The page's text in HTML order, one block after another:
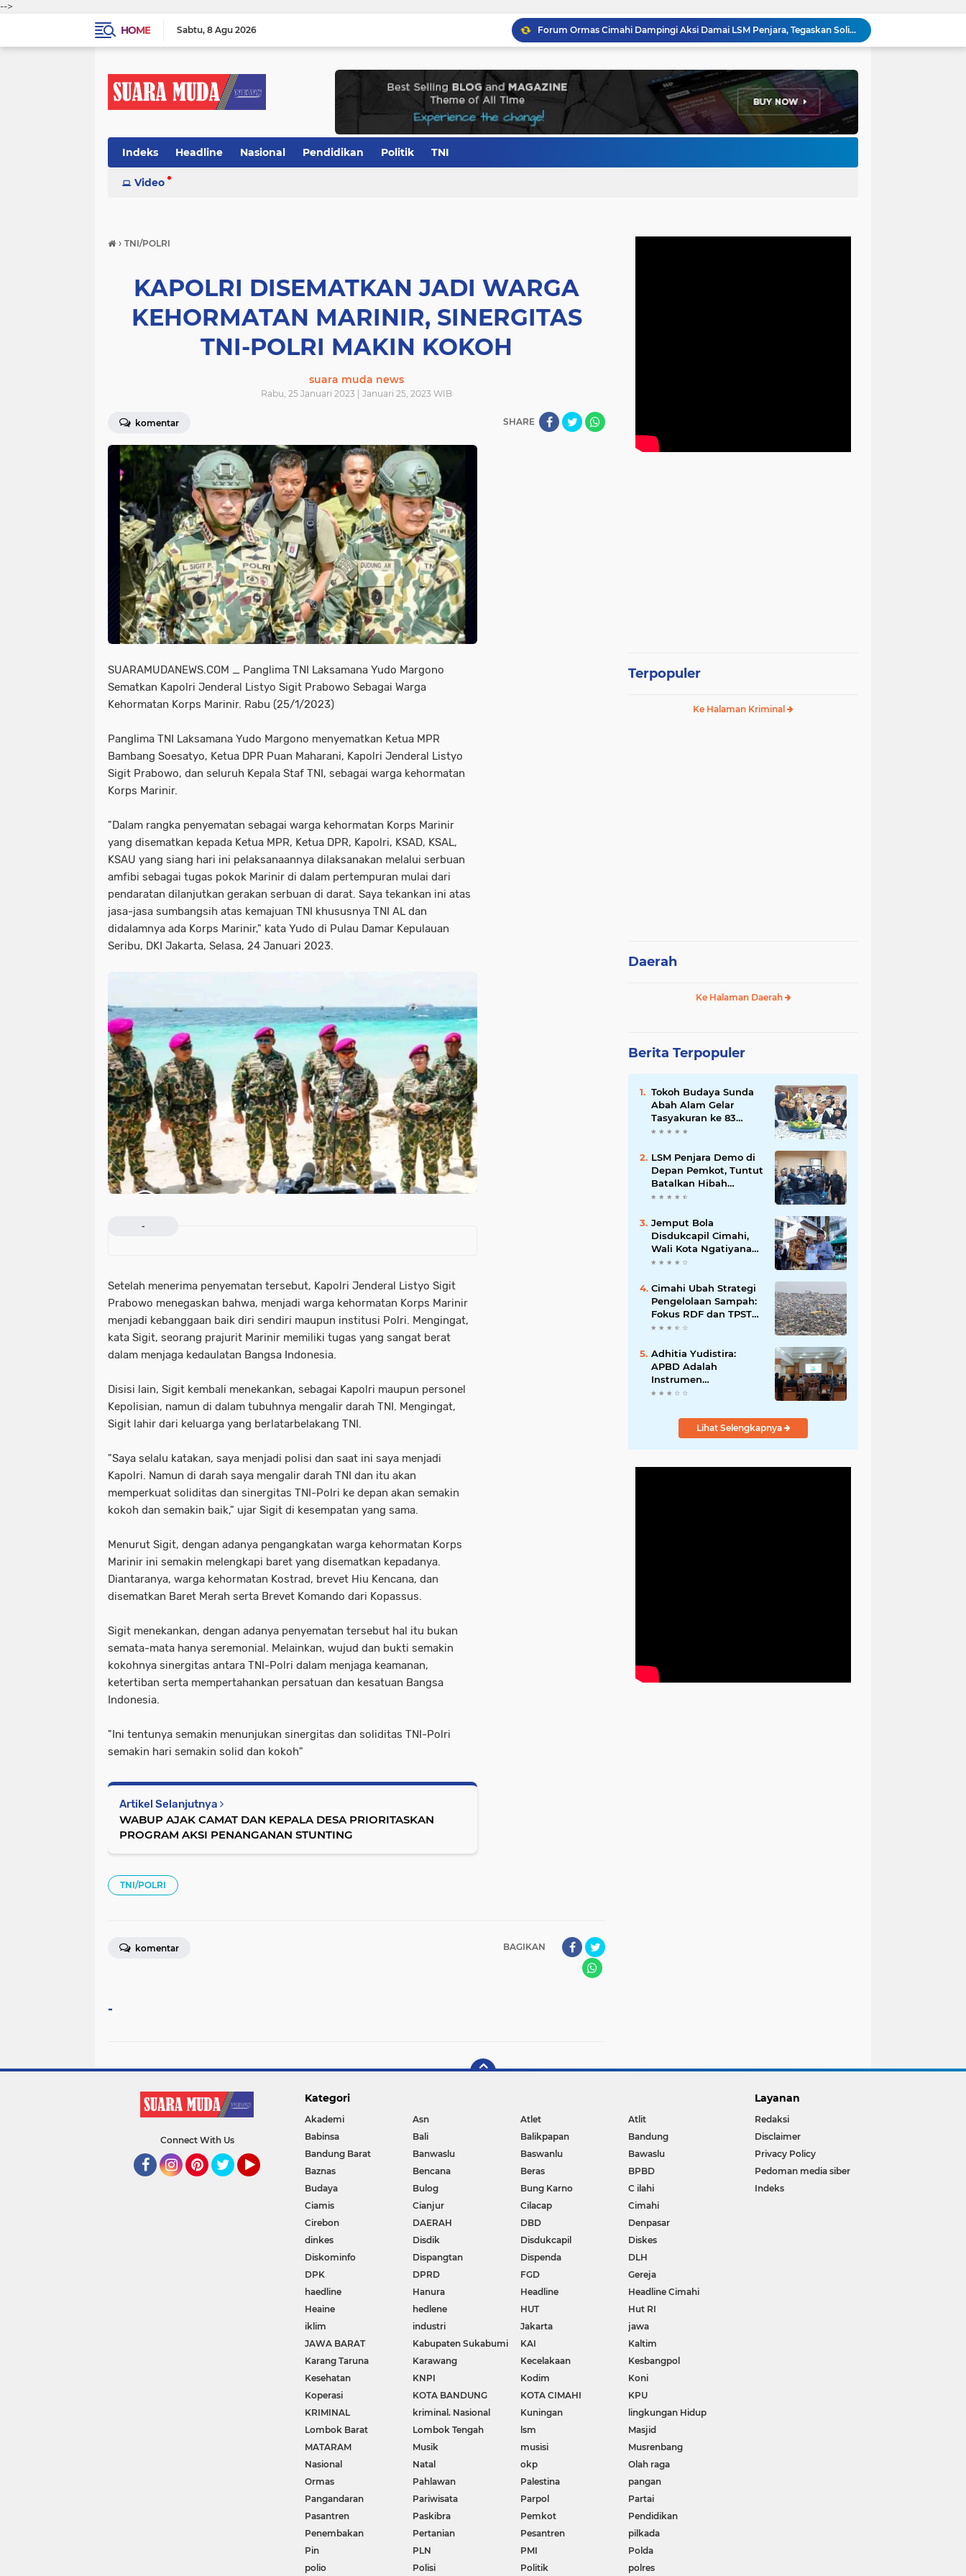
-->
HOME
Sabtu 8 Agu 2026 Forum Ormas Cimahi Dampingi Aksi Damai LSM Penjara, Tegaskan Solidaritas dan Jaga Kondusivitas
Perkuat Keamanan Lingkungan, Bhabinkamtibmas Baros Gelar Pembinaan Siskamling di RW 06
Ribuan Buruh Cimahi Demo Tolak Pajak Progresif, DPRD Rekomendasikan 4 Tuntutan ke Presiden dan DPR RI
Sambut Agen Perubahan, Ketua DPRD Cimahi Ajak Mahasiswa KKN UIN Bandung Hadirkan Solusi Nyata
Bhabinkamtibmas Baros Sambangi Warga, Selesaikan Keluhan Bau Kandang Ayam Hingga Imbau Cegah 3C
Jemput Bola Disdukcapil Cimahi, Wali Kota Ngatiyana Serahkan 771 Dokumen Baru untuk Warga Terdampak Ganti Nama Jalan
Adhitia Yudistira: APBD Adalah Instrumen Kesejahteraan, Bukan Sekadar Catatan Angka
Indeks Headline Nasional Pendidikan Politik TNI
Video
› TNI/POLRI
KAPOLRI DISEMATKAN JADI WARGA
KEHORMATAN MARINIR, SINERGITAS
TNI-POLRI MAKIN KOKOH
suara muda news
Rabu, 25 Januari 2023 | Januari 25, 2023 WIB
komentar SHARE
SUARAMUDANEWS.COM _ Panglima TNI Laksamana Yudo Margono
Sematkan Kapolri Jenderal Listyo Sigit Prabowo Sebagai Warga
Kehormatan Korps Marinir. Rabu (25/1/2023)
Panglima TNI Laksamana Yudo Margono menyematkan Ketua MPR
Bambang Soesatyo, Ketua DPR Puan Maharani, Kapolri Jenderal Listyo
Sigit Prabowo, dan seluruh Kepala Staf TNI, sebagai warga kehormatan
Korps Marinir.
"Dalam rangka penyematan sebagai warga kehormatan Korps Marinir
yang disematkan kepada Ketua MPR, Ketua DPR, Kapolri, KSAD, KSAL,
KSAU yang siang hari ini pelaksanaannya dilaksanakan melalui serbuan
amfibi sebagai tugas pokok Marinir di dalam pertempuran mulai dari
pendaratan dilanjutkan gerakan serbuan di darat. Saya tekankan ini atas
jasa-jasa sumbangsih atas kemajuan TNI khususnya TNI AL dan
didalamnya ada Korps Marinir," kata Yudo di Pulau Damar Kepulauan
Seribu, DKI Jakarta, Selasa, 24 Januari 2023.
-
Setelah menerima penyematan tersebut, Kapolri Jenderal Listyo Sigit
Prabowo menegaskan bahwa, menjadi warga kehormatan Korps Marinir
menjadi kebanggaan baik diri sendiri maupun institusi Polri. Mengingat,
kata Sigit, seorang prajurit Marinir memiliki tugas yang sangat berat
dalam menjaga kedaulatan Bangsa Indonesia.
Disisi lain, Sigit kembali menekankan, sebagai Kapolri maupun personel
Kepolisian, namun di dalam tubuhnya mengalir darah TNI. Mengingat,
Sigit lahir dari keluarga yang berlatarbelakang TNI.
"Saya selalu katakan, saya menjadi polisi dan saat ini saya menjadi
Kapolri. Namun di darah saya mengalir darah TNI dan itu akan
memperkuat soliditas dan sinergitas TNI-Polri ke depan akan semakin
kokoh dan semakin baik," ujar Sigit di kesempatan yang sama.
Menurut Sigit, dengan adanya pengangkatan warga kehormatan Korps
Marinir ini semakin melengkapi baret yang disematkan kepadanya.
Diantaranya, warga kehormatan Kostrad, brevet Hiu Kencana, dan
disematkan Baret Merah serta Brevet Komando dari Kopassus.
Sigit menekankan, dengan adanya penyematan tersebut hal itu bukan
semata-mata hanya seremonial. Melainkan, wujud dan bukti semakin
kokohnya sinergitas antara TNI-Polri dalam menjaga keamanan,
ketertiban serta mempertahankan persatuan dan kesatuan Bangsa
Indonesia.
"Ini tentunya semakin menunjukan sinergitas dan soliditas TNI-Polri
semakin hari semakin solid dan kokoh"
Artikel Selanjutnya
WABUP AJAK CAMAT DAN KEPALA DESA PRIORITASKAN
PROGRAM AKSI PENANGANAN STUNTING
TNI/POLRI
BAGIKAN
komentar
-
Terpopuler
Ke Halaman Kriminal
Daerah
Ke Halaman Daerah
Berita Terpopuler
Tokoh Budaya Sunda
Abah Alam Gelar
Tasyakuran ke 83
Tahun, Dengan Penuh
LSM Penjara Demo di
Depan Pemkot, Tuntut
Batalkan Hibah
Gedung dan Hentikan
wenang
Jemput Bola
Disdukcapil Cimahi,
Wali Kota Ngatiyana
Serahkan 771
Warga Terdampak
Ganti Nama Jalan
Cimahi Ubah Strategi
Pengelolaan Sampah:
Fokus RDF dan TPST
untuk Kurangi
Adhitia Yudistira:
APBD Adalah
Instrumen
Kesejahteraan, Bukan
Angka
Lihat Selengkapnya
Connect With Us
Kategori
Akademi Asn Atlet
Atlit
Babinsa
Bali Balikpapan
Bandung
Bandung Barat
Banwaslu Baswanlu
Bawaslu
Baznas
Bencana Beras
BPBD
Budaya
Bulog Bung Karno
C ilahi
Ciamis
Cianjur Cilacap
Cimahi
Cirebon
DAERAH DBD
Denpasar
dinkes
Disdik Disdukcapil
Diskes
Diskominfo
Dispangtan Dispenda
DLH
DPK
DPRD FGD
Gereja
haedline
Hanura Headline
Headline Cimahi
Heaine
hedlene HUT
Hut RI
iklim
industri Jakarta
jawa
JAWA BARAT
Kabupaten Sukabumi KAI
Kaltim
Karang Taruna
Karawang Kecelakaan
Kesbangpol
Kesehatan
KNPI Kodim
Koni
Koperasi
KOTA BANDUNG KOTA CIMAHI
KPU
KRIMINAL
kriminal. Nasional Kuningan
lingkungan Hidup
Lombok Barat
Lombok Tengah lsm
Masjid
MATARAM
Musik musisi
Musrenbang
Nasional
Natal okp
Olah raga
Ormas
Pahlawan Palestina
pangan
Pangandaran
Pariwisata Parpol
Partai
Pasantren
Paskibra Pemkot
Pendidikan
Penembakan
Pertanian Pesantren
pilkada
Pin
PLN PMI
Polda
polio
Polisi Politik polres
Layanan
Redaksi
Disclaimer
Privacy Policy
Pedoman media siber
Indeks